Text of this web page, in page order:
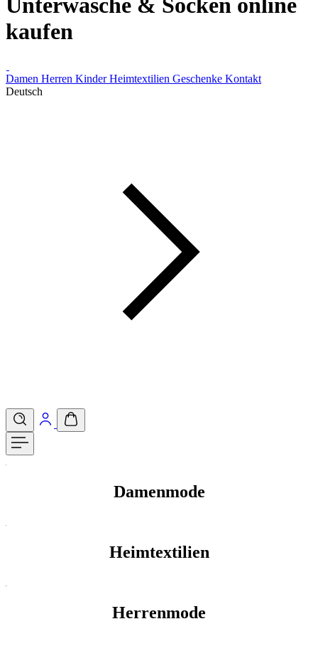
kaufen
Damen Herren Kinder Heimtextilien Geschenke Kontakt
Deutsch
Damenmode
Heimtextilien
Herrenmode